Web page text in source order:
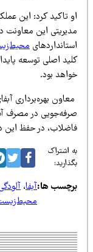
تاکید کرد: این عملکرد
این معاونت در
محیط‌زیستی
اصلی توسعه پایدار و
بود.
بهره‌برداری آبفای
در مصرف آب و
در حفظ این
اشتراک
ها:آبفا،آلودگی
محیط‌زیست،